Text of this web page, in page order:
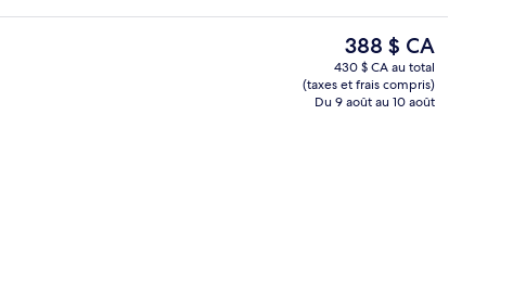
3 restaurants servant le déjeuner, le
Le
prix
actuel
est
388 $ CA
430 $ CA au total
(taxes et frais compris)
Du 9 août au 10 août